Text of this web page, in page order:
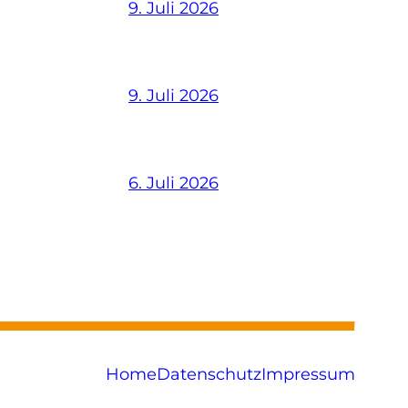
9. Juli 2026
9. Juli 2026
6. Juli 2026
HomeDatenschutzImpressum